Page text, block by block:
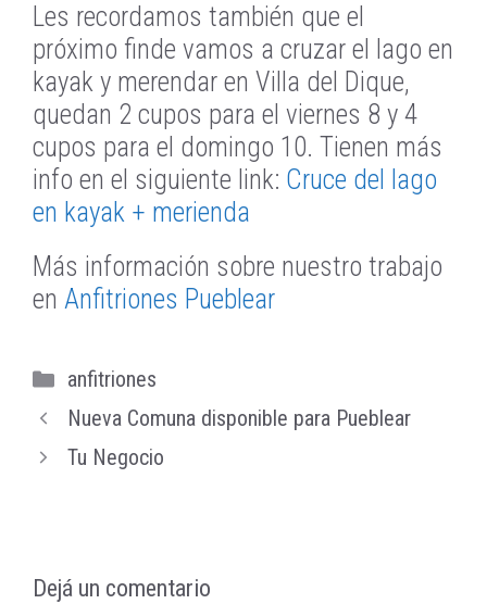
Les recordamos también que el
próximo finde vamos a cruzar el lago en
kayak y merendar en Villa del Dique,
quedan 2 cupos para el viernes 8 y 4
cupos para el domingo 10. Tienen más
info en el siguiente link: Cruce del lago
en kayak + merienda
Más información sobre nuestro trabajo
en Anfitriones Pueblear
Categorías
anfitriones
Nueva Comuna disponible para Pueblear
Tu Negocio
Dejá un comentario